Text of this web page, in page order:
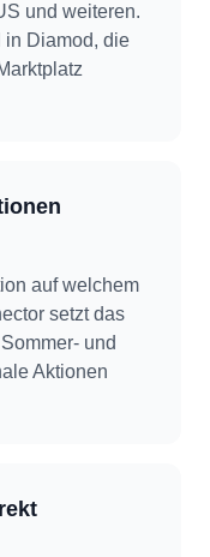
und weiteren.
in Diamod, die
auf welchem
setzt das
und
Aktionen